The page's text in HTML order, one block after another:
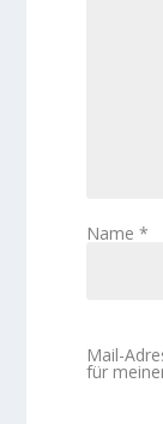
Name*
Mail-
für